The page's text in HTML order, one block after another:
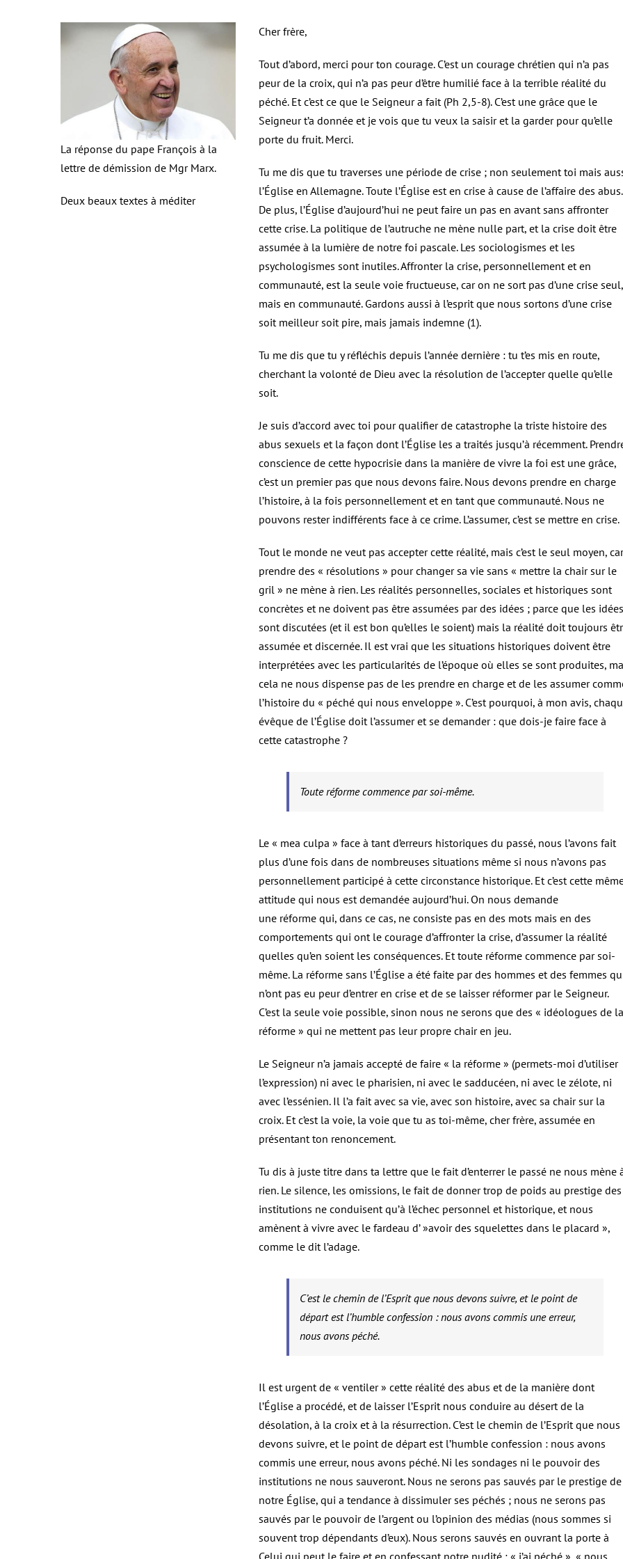
La réponse du pape François à la
lettre de démission de Mgr Marx.
Deux beaux textes à méditer
Cher frère,
Tout d’abord, merci pour ton courage. C’est un courage chrétien qui n’a pas
peur de la croix, qui n’a pas peur d’être humilié face à la terrible réalité du
péché. Et c’est ce que le Seigneur a fait (Ph 2,5-8). C’est une grâce que le
Seigneur t’a donnée et je vois que tu veux la saisir et la garder pour qu’elle
porte du fruit. Merci.
Tu me dis que tu traverses une période de crise ; non seulement toi mais
l’Église en Allemagne. Toute l’Église est en crise à cause de l’affaire des abus.
De plus, l’Église d’aujourd’hui ne peut faire un pas en avant sans affronter
cette crise. La politique de l’autruche ne mène nulle part, et la crise doit être
assumée à la lumière de notre foi pascale. Les sociologismes et les
psychologismes sont inutiles. Affronter la crise, personnellement et en
communauté, est la seule voie fructueuse, car on ne sort pas d’une crise seul,
mais en communauté. Gardons aussi à l’esprit que nous sortons d’une crise
soit meilleur soit pire, mais jamais indemne (1).
Tu me dis que tu y réfléchis depuis l’année dernière : tu t’es mis en route,
cherchant la volonté de Dieu avec la résolution de l’accepter quelle qu’elle
soit.
Je suis d’accord avec toi pour qualifier de catastrophe la triste histoire des
abus sexuels et la façon dont l’Église les a traités jusqu’à récemment.
conscience de cette hypocrisie dans la manière de vivre la foi est une grâce,
c’est un premier pas que nous devons faire. Nous devons prendre en charge
l’histoire, à la fois personnellement et en tant que communauté. Nous ne
pouvons rester indifférents face à ce crime. L’assumer, c’est se mettre en crise.
Tout le monde ne veut pas accepter cette réalité, mais c’est le seul moyen, car
prendre des « résolutions » pour changer sa vie sans « mettre la chair sur le
gril » ne mène à rien. Les réalités personnelles, sociales et historiques sont
concrètes et ne doivent pas être assumées par des idées ; parce que les idées
sont discutées (et il est bon qu’elles le soient) mais la réalité doit toujours
assumée et discernée. Il est vrai que les situations historiques doivent être
interprétées avec les particularités de l’époque où elles se sont produites,
cela ne nous dispense pas de les prendre en charge et de les assumer
l’histoire du « péché qui nous enveloppe ». C’est pourquoi, à mon avis,
évêque de l’Église doit l’assumer et se demander : que dois-je faire face à
cette catastrophe ?
Toute réforme commence par soi-même.
Le « mea culpa » face à tant d’erreurs historiques du passé, nous l’avons fait
plus d’une fois dans de nombreuses situations même si nous n’avons pas
personnellement participé à cette circonstance historique. Et c’est cette
attitude qui nous est demandée aujourd’hui. On nous demande
une réforme qui, dans ce cas, ne consiste pas en des mots mais en des
comportements qui ont le courage d’affronter la crise, d’assumer la réalité
quelles qu’en soient les conséquences. Et toute réforme commence par soi-
même. La réforme sans l’Église a été faite par des hommes et des femmes
n’ont pas eu peur d’entrer en crise et de se laisser réformer par le Seigneur.
C’est la seule voie possible, sinon nous ne serons que des « idéologues de la
réforme » qui ne mettent pas leur propre chair en jeu.
Le Seigneur n’a jamais accepté de faire « la réforme » (permets-moi d’utiliser
l’expression) ni avec le pharisien, ni avec le sadducéen, ni avec le zélote, ni
avec l’essénien. Il l’a fait avec sa vie, avec son histoire, avec sa chair sur la
croix. Et c’est la voie, la voie que tu as toi-même, cher frère, assumée en
présentant ton renoncement.
Tu dis à juste titre dans ta lettre que le fait d’enterrer le passé ne nous mène
rien. Le silence, les omissions, le fait de donner trop de poids au prestige des
institutions ne conduisent qu’à l’échec personnel et historique, et nous
amènent à vivre avec le fardeau d’ »avoir des squelettes dans le placard »,
comme le dit l’adage.
C’est le chemin de l’Esprit que nous devons suivre, et le point de
départ est l’humble confession : nous avons commis une erreur,
nous avons péché.
Il est urgent de « ventiler » cette réalité des abus et de la manière dont
l’Église a procédé, et de laisser l’Esprit nous conduire au désert de la
désolation, à la croix et à la résurrection. C’est le chemin de l’Esprit que nous
devons suivre, et le point de départ est l’humble confession : nous avons
commis une erreur, nous avons péché. Ni les sondages ni le pouvoir des
institutions ne nous sauveront. Nous ne serons pas sauvés par le prestige de
notre Église, qui a tendance à dissimuler ses péchés ; nous ne serons pas
sauvés par le pouvoir de l’argent ou l’opinion des médias (nous sommes si
souvent trop dépendants d’eux). Nous serons sauvés en ouvrant la porte à
Celui qui peut le faire et en confessant notre nudité : « j’ai péché », « nous